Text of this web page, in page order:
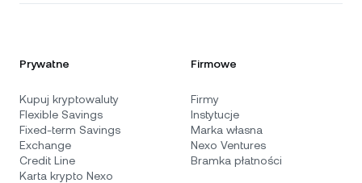
Prywatne
Kupuj kryptowaluty
Flexible Savings
Fixed-term Savings
Exchange
Credit Line
Karta krypto Nexo
Firmowe
Firmy
Instytucje
Marka własna
Nexo Ventures
Bramka płatności